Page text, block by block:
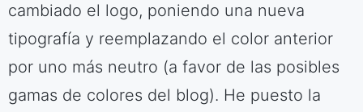
cambiado el logo, poniendo una nueva
tipografía y reemplazando el color anterior
por uno más neutro (a favor de las posibles
gamas de colores del blog). He puesto la